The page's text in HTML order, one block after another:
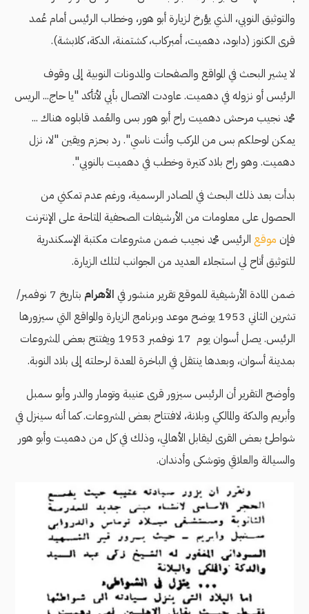
والتوثيق النوبي، الذي يؤرخ لزيارة أبو هور، وخطاب الرئيس أمام عُمد
قرى الكنوز (دابود، دهميت، أمبركاب، كشتمنة، الدكة، كلابشة).
لا يشير البحث في المواقع والصفحات والمدونات النوبية إلى وقوف
الرئيس أو نزوله في دهميت. عاودت الاتصال بأبي لأتأكد "يا حاج... الريس
محمد نجيب مرحش دهميت راح أبو هور بس والعُمد قابلوه هناك ...
يمكن لوحلكم بس من المركب وأنت ناسي". رد بحزم ويقين "لا، نزل
دهميت. وهو راح بلاد كتيرة وخطب في دهميت بالنوبي".
بدأت بعد ذلك البحث في المصادر الرسمية، ورغم عدم تمكني من
الحصول على معلومات من الأرشيفات الصحفية المتاحة على الإنترنت
فإن موقع الرئيس محمد نجيب ضمن مشروعات مكتبة الإسكندرية
للتوثيق أتاح لي استجلاء العديد من الجوانب لتلك الزيارة.
ضمن المادة الأرشيفية للموقع تقرير منشور في الأهرام
بتاريخ 7 نوفمبر/
تشرين الثاني 1953 يوضح موعد وبرنامج الزيارة والمواقع التي سيزورها
الرئيس. يصل أسوان يوم 17 نوفمبر 1953 ويفتتح بعض المشروعات
بمدينة أسوان، وبعدها ينتقل في الباخرة المعدة لرحلته إلى بلاد النوبة.
وأوضح التقرير أن الرئيس سيزور قرى عنيبة وتومار والدر وأبو سمبل
وأبريم والدكة والمالكي وبلانة، لافتتاح بعض المشروعات. كما أنه سينزل في
شواطئ بعض القرى ليقابل الأهالي، وذلك في كل من دهميت وأبو هور
والسيالة والعلاقي وتوشكى وأدندان.